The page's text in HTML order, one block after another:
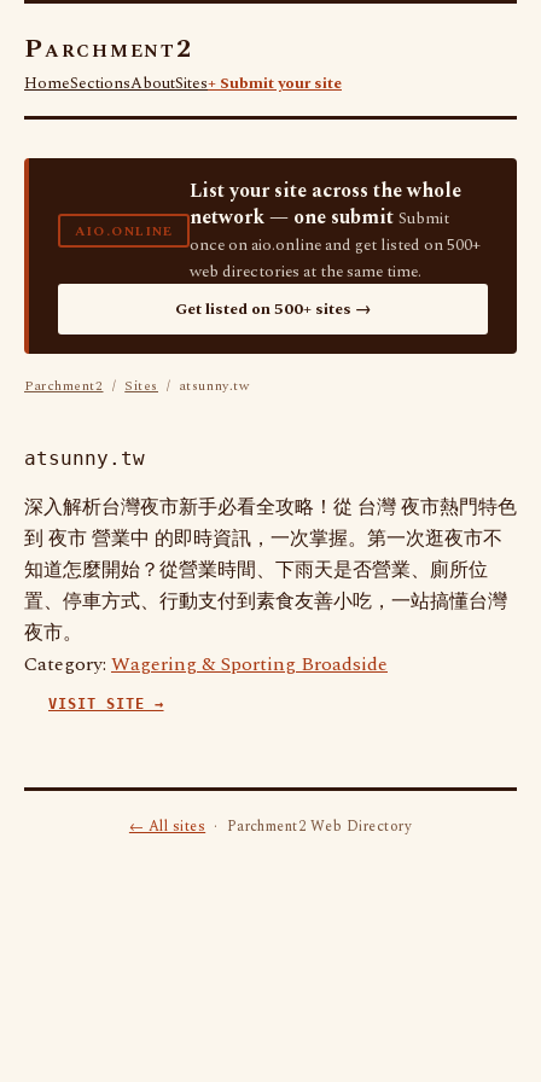
Parchment2
HomeSectionsAboutSites+ Submit your site
AIO.ONLINE
List your site across the whole
network — one submit Submit
once on aio.online and get listed on 500+
web directories at the same time.
Get listed on 500+ sites →
Parchment2 / Sites / atsunny.tw
atsunny.tw
深入解析台灣夜市新手必看全攻略！從 台灣 夜市熱門特色
到 夜市 營業中 的即時資訊，一次掌握。第一次逛夜市不
知道怎麼開始？從營業時間、下雨天是否營業、廁所位
置、停車方式、行動支付到素食友善小吃，一站搞懂台灣
夜市。
Category: Wagering & Sporting Broadside
VISIT SITE →
← All sites· Parchment2 Web Directory